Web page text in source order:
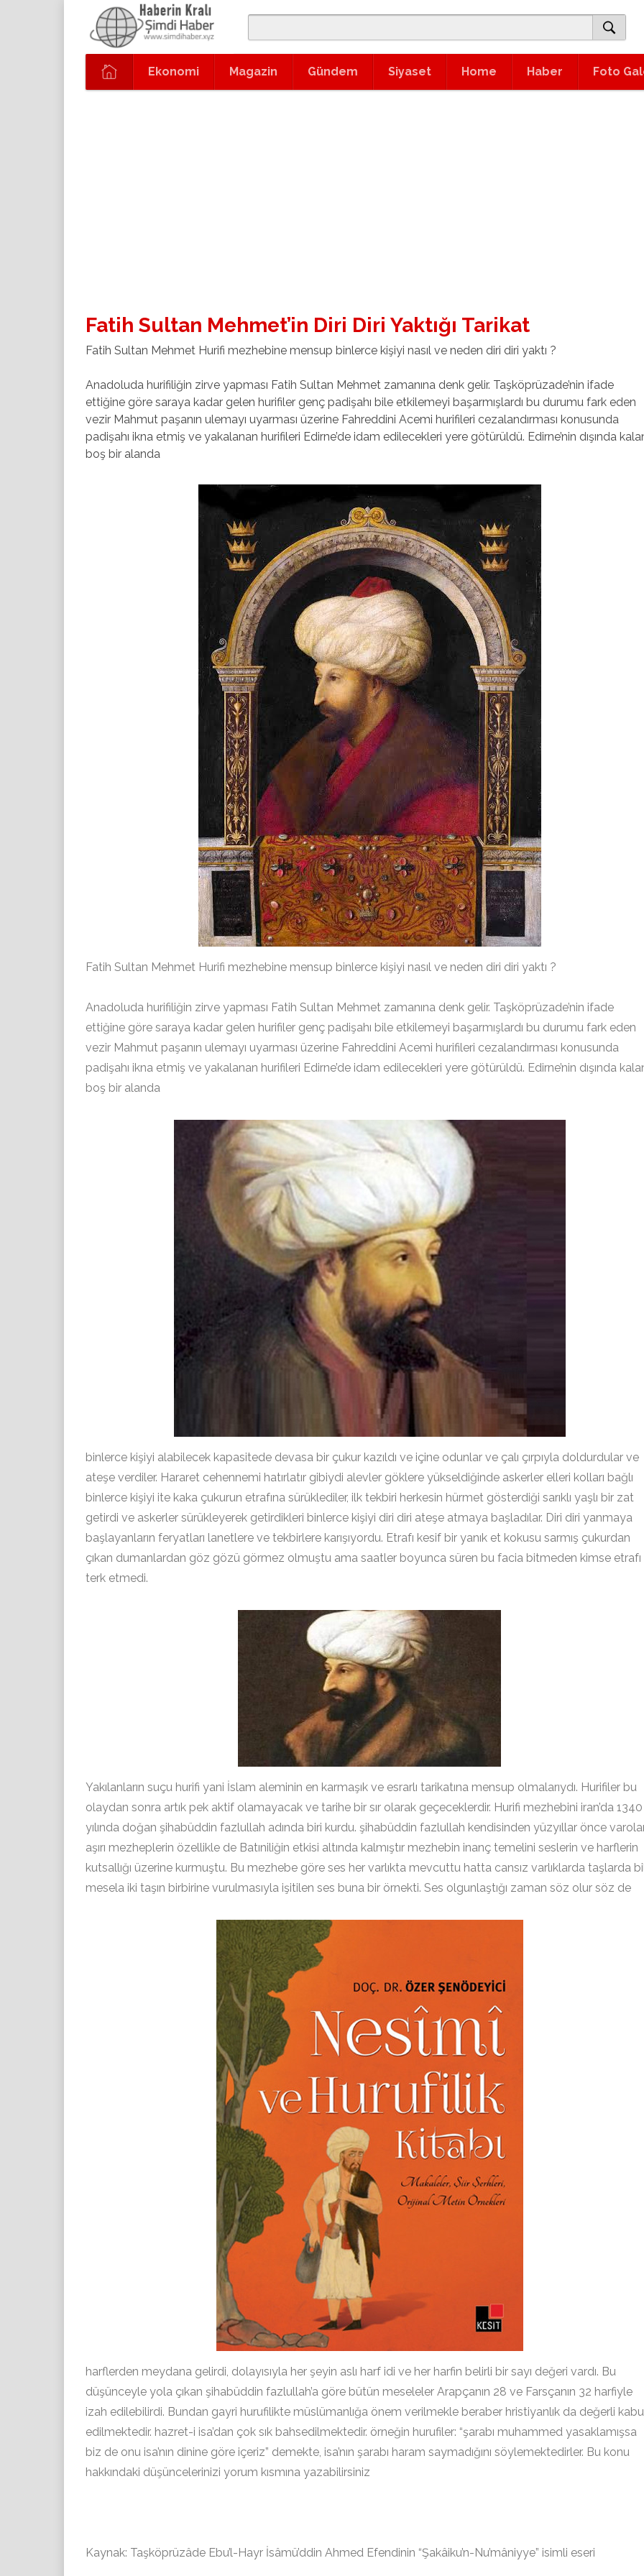
Ekonomi Magazin Gündem Siyaset Home Haber Foto
Fatih Sultan Mehmet’in Diri Diri Yaktığı Tarikat
Fatih Sultan Mehmet Hurifi mezhebine mensup binlerce kişiyi nasıl ve neden diri diri yaktı ?
Anadoluda hurifiliğin zirve yapması Fatih Sultan Mehmet zamanına denk gelir. Taşköprüzade’nin ifade
ettiğine göre saraya kadar gelen hurifiler genç padişahı bile etkilemeyi başarmışlardı bu durumu fark eden
vezir Mahmut paşanın ulemayı uyarması üzerine Fahreddini Acemi hurifileri cezalandırması konusunda
padişahı ikna etmiş ve yakalanan hurifileri Edirne’de idam edilecekleri yere götürüldü. Edirne’nin dışında
boş bir alanda
Fatih Sultan Mehmet Hurifi mezhebine mensup binlerce kişiyi nasıl ve neden diri diri yaktı ?
Anadoluda hurifiliğin zirve yapması Fatih Sultan Mehmet zamanına denk gelir. Taşköprüzade’nin ifade
ettiğine göre saraya kadar gelen hurifiler genç padişahı bile etkilemeyi başarmışlardı bu durumu fark eden
vezir Mahmut paşanın ulemayı uyarması üzerine Fahreddini Acemi hurifileri cezalandırması konusunda
padişahı ikna etmiş ve yakalanan hurifileri Edirne’de idam edilecekleri yere götürüldü. Edirne’nin dışında
boş bir alanda
binlerce kişiyi alabilecek kapasitede devasa bir çukur kazıldı ve içine odunlar ve çalı çırpıyla doldurdular ve
ateşe verdiler. Hararet cehennemi hatırlatır gibiydi alevler göklere yükseldiğinde askerler elleri kolları bağlı
binlerce kişiyi ite kaka çukurun etrafına sürüklediler, ilk tekbiri herkesin hürmet gösterdiği sarıklı yaşlı bir zat
getirdi ve askerler sürükleyerek getirdikleri binlerce kişiyi diri diri ateşe atmaya başladılar. Diri diri yanmaya
başlayanların feryatları lanetlere ve tekbirlere karışıyordu. Etrafı kesif bir yanık et kokusu sarmış çukurdan
çıkan dumanlardan göz gözü görmez olmuştu ama saatler boyunca süren bu facia bitmeden kimse etrafı
terk etmedi.
Yakılanların suçu hurifi yani İslam aleminin en karmaşık ve esrarlı tarikatına mensup olmalarıydı. Hurifiler bu
olaydan sonra artık pek aktif olamayacak ve tarihe bir sır olarak geçeceklerdir. Hurifi mezhebini iran’da 1340
yılında doğan şihabüddin fazlullah adında biri kurdu. şihabüddin fazlullah kendisinden yüzyıllar önce
aşırı mezheplerin özellikle de Batıniliğin etkisi altında kalmıştır mezhebin inanç temelini seslerin ve harflerin
kutsallığı üzerine kurmuştu. Bu mezhebe göre ses her varlıkta mevcuttu hatta cansız varlıklarda taşlarda
mesela iki taşın birbirine vurulmasıyla işitilen ses buna bir örnekti. Ses olgunlaştığı zaman söz olur söz de
harflerden meydana gelirdi, dolayısıyla her şeyin aslı harf idi ve her harfin belirli bir sayı değeri vardı. Bu
düşünceyle yola çıkan şihabüddin fazlullah’a göre bütün meseleler Arapçanın 28 ve Farsçanın 32 harfiyle
izah edilebilirdi. Bundan gayri hurufilikte müslümanlığa önem verilmekle beraber hristiyanlık da değerli
edilmektedir. hazret-i isa’dan çok sık bahsedilmektedir. örneğin hurufiler: “şarabı muhammed yasaklamışsa
biz de onu isa’nın dinine göre içeriz” demekte, isa’nın şarabı haram saymadığını söylemektedirler. Bu konu
hakkındaki düşüncelerinizi yorum kısmına yazabilirsiniz
Kaynak: Taşköprüzâde Ebu’l-Hayr İsâmü’ddin Ahmed Efendinin “Şakâiku’n-Nu’mâniyye” isimli eseri